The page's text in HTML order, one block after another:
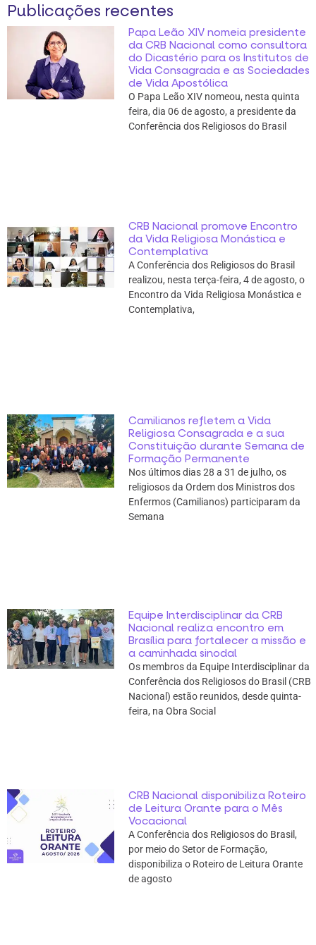
Publicações recentes
Papa Leão XIV nomeia presidente
da CRB Nacional como consultora
do Dicastério para os Institutos de
Vida Consagrada e as Sociedades
de Vida Apostólica
O Papa Leão XIV nomeou, nesta quinta
feira, dia 06 de agosto, a presidente da
Conferência dos Religiosos do Brasil
CRB Nacional promove Encontro
da Vida Religiosa Monástica e
Contemplativa
A Conferência dos Religiosos do Brasil
realizou, nesta terça-feira, 4 de agosto, o
Encontro da Vida Religiosa Monástica e
Contemplativa,
Camilianos refletem a Vida
Religiosa Consagrada e a sua
Constituição durante Semana de
Formação Permanente
Nos últimos dias 28 a 31 de julho, os
religiosos da Ordem dos Ministros dos
Enfermos (Camilianos) participaram da
Semana
Equipe Interdisciplinar da CRB
Nacional realiza encontro em
Brasília para fortalecer a missão e
a caminhada sinodal
Os membros da Equipe Interdisciplinar da
Conferência dos Religiosos do Brasil (CRB
Nacional) estão reunidos, desde quinta-
feira, na Obra Social
CRB Nacional disponibiliza Roteiro
de Leitura Orante para o Mês
Vocacional
A Conferência dos Religiosos do Brasil,
por meio do Setor de Formação,
disponibiliza o Roteiro de Leitura Orante
de agosto